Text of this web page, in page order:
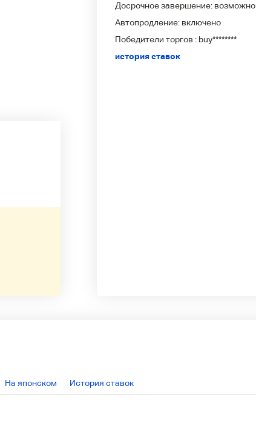
Досрочное завершение: возможно
Автопродление: включено
Победители торгов : buy********
история ставок
На японском История ставок